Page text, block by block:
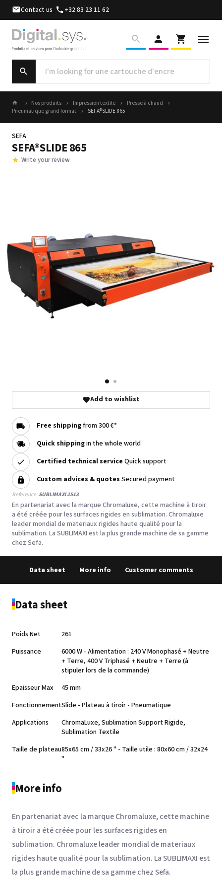
Contact us +32 83 23 11 62
Nos produits Impression textile
Presse à chaud
Pneumatique grand format
SEFA®SLIDE 865
SEFA
SEFA®SLIDE 865
Write your review
Add to wishlist
Free shippingfrom 300 €*
Quick shippingin the whole world
Certified technical service Quick support
Custom advices & quotes Secured payment
Reference:SUBLIMAXI 2513
En partenariat avec la marque Chromaluxe, cette machine à tiroir
a été créée pour les surfaces rigides en sublimation. Chromaluxe
leader mondial de materiaux rigides haute qualité pour la
sublimation. La SUBLIMAXI est la plus grande machine de sa gamme
chez Sefa.
Data sheet More info Customer comments
Data sheet
Poids Net
261
Puissance
6000 W - Alimentation : 240 V Monophasé + Neutre
+ Terre, 400 V Triphasé + Neutre + Terre (à
stipuler lors de la commande)
Epaisseur Max
45 mm
FonctionnementSlide - Plateau à tiroir - Pneumatique
Applications
ChromaLuxe, Sublimation Support Rigide,
Sublimation Textile
Taille de plateau85x65 cm / 33x26 " - Taille utile : 80x60 cm / 32x24
"
More info
En partenariat avec la marque Chromaluxe, cette machine
à tiroir a été créée pour les surfaces rigides en
sublimation. Chromaluxe leader mondial de materiaux
rigides haute qualité pour la sublimation. La SUBLIMAXI est
la plus grande machine de sa gamme chez Sefa.